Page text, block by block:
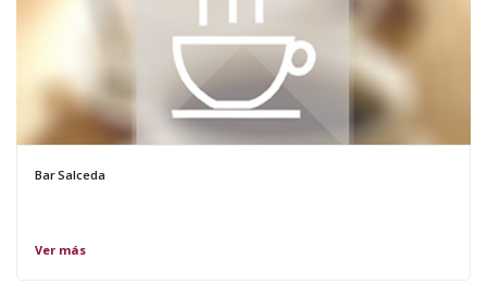
Bar Salceda
Ver más